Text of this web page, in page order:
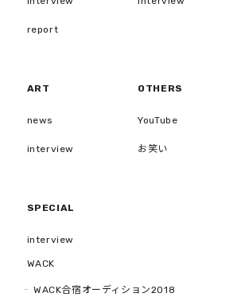
report
ART
news
interview
OTHERS
YouTube
お笑い
SPECIAL
interview
WACK
WACK合宿オーディション2018